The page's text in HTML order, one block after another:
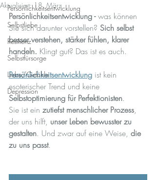
Persönlichkeitsentwicklung
Selbstliebe
Resilienz
Selbstfürsorge
Liebe/Gefühle
Depression
Aktualisiert: 18. März
Persönlichkeitsentwicklung - was können
Sie sich darunter vorstellen? Sich selbst
besser verstehen, stärker fühlen, klarer
handeln. Klingt gut? Das ist es auch.
Persönlichkeitsentwicklung ist kein
esoterischer Trend und keine
Selbstoptimierung für Perfektionisten.
Sie ist ein zutiefst menschlicher Prozess,
der uns hilft, unser Leben bewusster zu
gestalten. Und zwar auf eine Weise, die
zu uns passt.